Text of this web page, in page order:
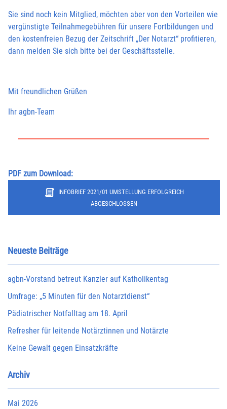
Sie sind noch kein Mitglied, möchten aber von den Vorteilen wie
vergünstigte Teilnahmegebühren für unsere Fortbildungen und
den kostenfreien Bezug der Zeitschrift „Der Notarzt“ profitieren,
dann melden Sie sich bitte bei der Geschäftsstelle.
Mit freundlichen Grüßen
Ihr agbn-Team
PDF zum Download:
INFOBRIEF 2021/01 UMSTELLUNG ERFOLGREICH
ABGESCHLOSSEN
Neueste Beiträge
agbn-Vorstand betreut Kanzler auf Katholikentag
Umfrage: „5 Minuten für den Notarztdienst“
Pädiatrischer Notfalltag am 18. April
Refresher für leitende Notärztinnen und Notärzte
Keine Gewalt gegen Einsatzkräfte
Archiv
Mai 2026